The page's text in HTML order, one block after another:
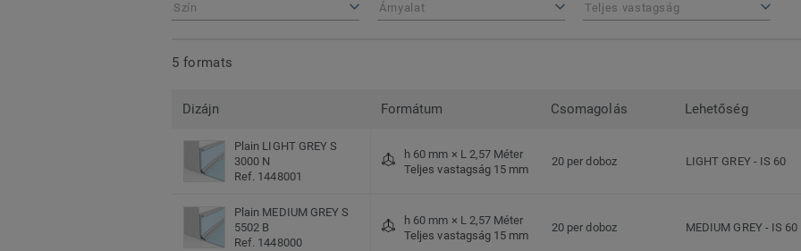
Szín Árnyalat Teljes vastagság
5 formats
Dizájn Formátum Csomagolás Lehetőség
Plain LIGHT GREY S
3000 N
Ref. 1448001
h 60 mm × L 2,57 Méter
Teljes vastagság 15 mm
20 per doboz LIGHT GREY - IS 60
Plain MEDIUM GREY S
5502 B
Ref. 1448000
h 60 mm × L 2,57 Méter
Teljes vastagság 15 mm
20 per doboz MEDIUM GREY - IS 60